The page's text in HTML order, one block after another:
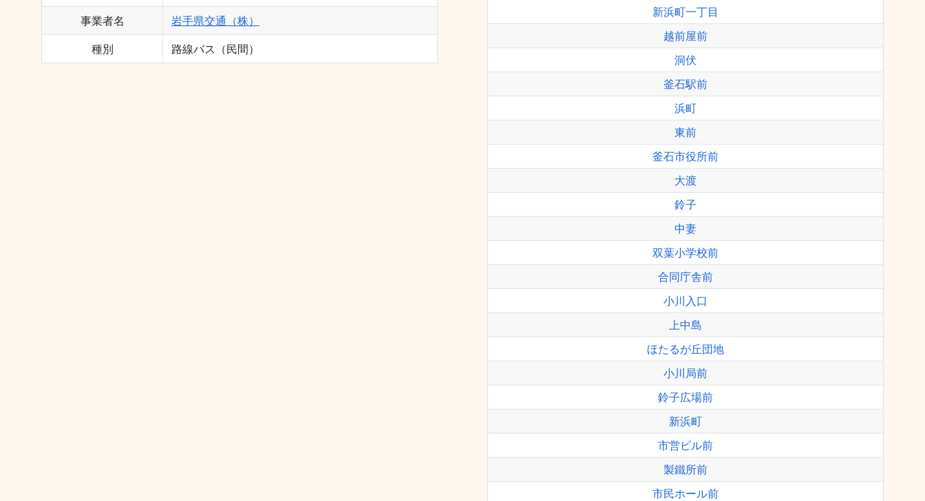
事業者名 岩手県交通（株）
種別 路線バス（民間）
新浜町一丁目
越前屋前
洞伏
釜石駅前
浜町
東前
釜石市役所前
大渡
鈴子
中妻
双葉小学校前
合同庁舎前
小川入口
上中島
ほたるが丘団地
小川局前
鈴子広場前
新浜町
市営ビル前
製鐵所前
市民ホール前